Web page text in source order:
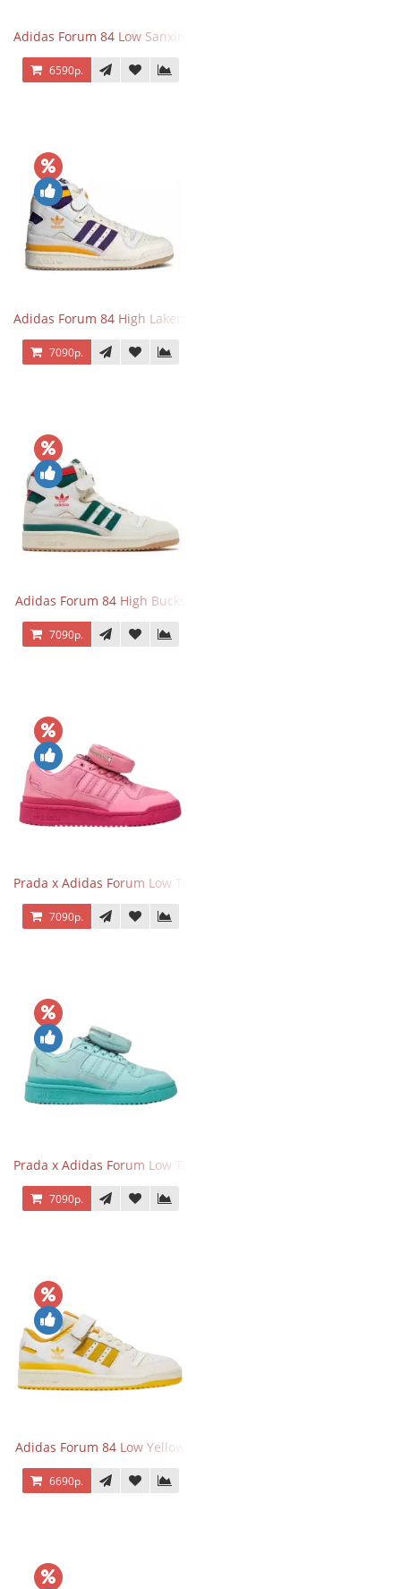
Adidas Forum 84 Low Sanxingdui
6590р.
Adidas Forum 84 High Lakers
7090р.
Adidas Forum 84 High Bucks
7090р.
Prada x Adidas Forum Low Triple Pink
7090р.
Prada x Adidas Forum Low Triple Mint
7090р.
Adidas Forum 84 Low Yellow
6690р.